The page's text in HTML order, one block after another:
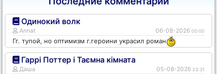
Одинокий волк
Annat 06-08-2026 00:00
Гг. тупой, но оптимизм г.героини украсил роман
Гаррі Поттер і Таємна кімната
Даша 05-08-2026 23:31